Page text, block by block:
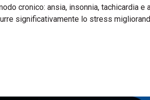
cronico: ansia, insonnia, tachicardia
significativamente lo stress